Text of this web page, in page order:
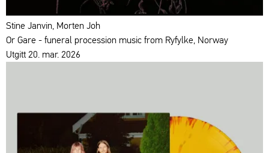
Stine Janvin, Morten Joh
Or Gare - funeral procession music from Ryfylke, Norway
Utgitt 20. mar. 2026